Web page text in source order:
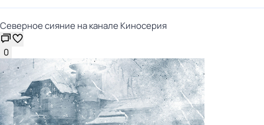
Северное сияние на канале Киносерия
0